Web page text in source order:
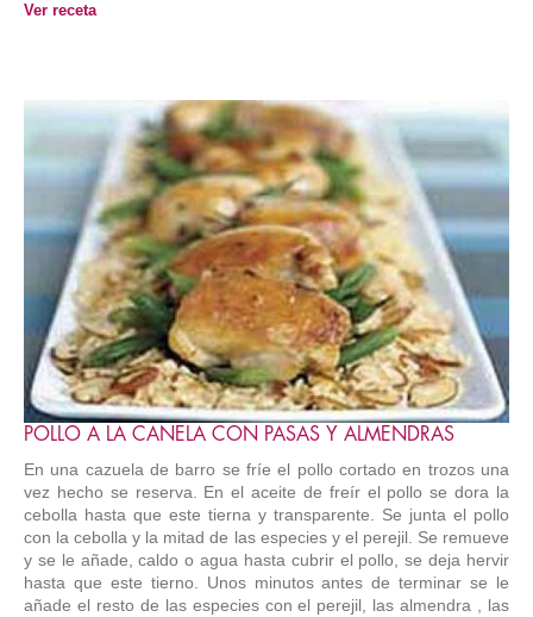
Ver receta
POLLO A LA CANELA CON PASAS Y ALMENDRAS
En una cazuela de barro se fríe el pollo cortado en trozos una
vez hecho se reserva. En el aceite de freír el pollo se dora la
cebolla hasta que este tierna y transparente. Se junta el pollo
con la cebolla y la mitad de las especies y el perejil. Se remueve
y se le añade, caldo o agua hasta cubrir el pollo, se deja hervir
hasta que este tierno. Unos minutos antes de terminar se le
añade el resto de las especies con el perejil, las almendra , las